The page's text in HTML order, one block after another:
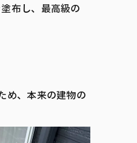
布し、最高級の
め、本来の建物の